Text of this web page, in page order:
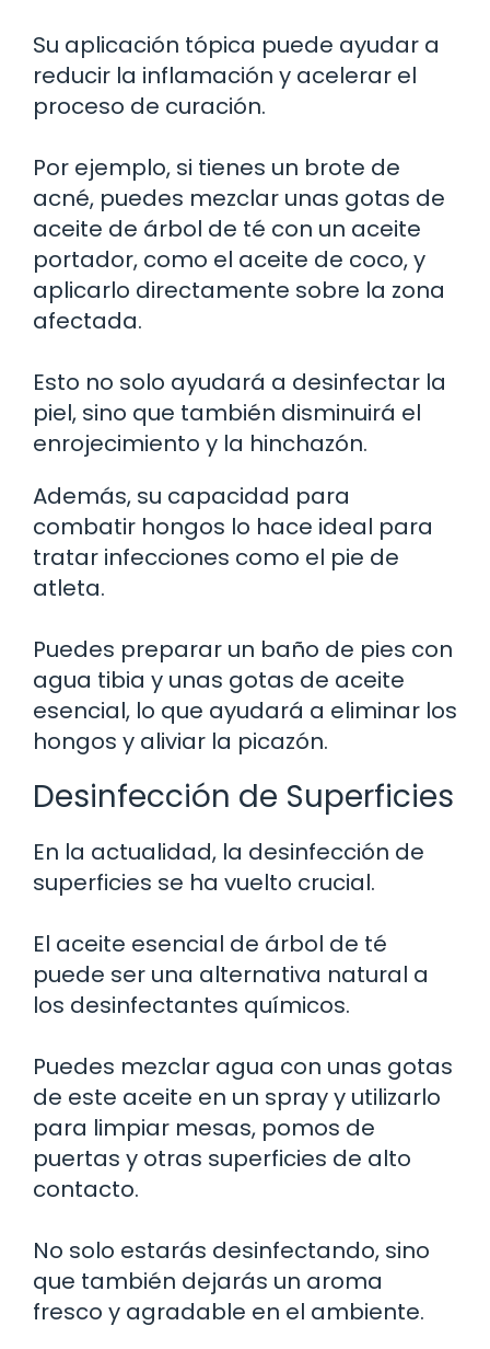
Su aplicación tópica puede ayudar a
reducir la inflamación y acelerar el
proceso de curación.
Por ejemplo, si tienes un brote de
acné, puedes mezclar unas gotas de
aceite de árbol de té con un aceite
portador, como el aceite de coco, y
aplicarlo directamente sobre la zona
afectada.
Esto no solo ayudará a desinfectar la
piel, sino que también disminuirá el
enrojecimiento y la hinchazón.
Además, su capacidad para
combatir hongos lo hace ideal para
tratar infecciones como el pie de
atleta.
Puedes preparar un baño de pies con
agua tibia y unas gotas de aceite
esencial, lo que ayudará a eliminar los
hongos y aliviar la picazón.
Desinfección de Superficies
En la actualidad, la desinfección de
superficies se ha vuelto crucial.
El aceite esencial de árbol de té
puede ser una alternativa natural a
los desinfectantes químicos.
Puedes mezclar agua con unas gotas
de este aceite en un spray y utilizarlo
para limpiar mesas, pomos de
puertas y otras superficies de alto
contacto.
No solo estarás desinfectando, sino
que también dejarás un aroma
fresco y agradable en el ambiente.